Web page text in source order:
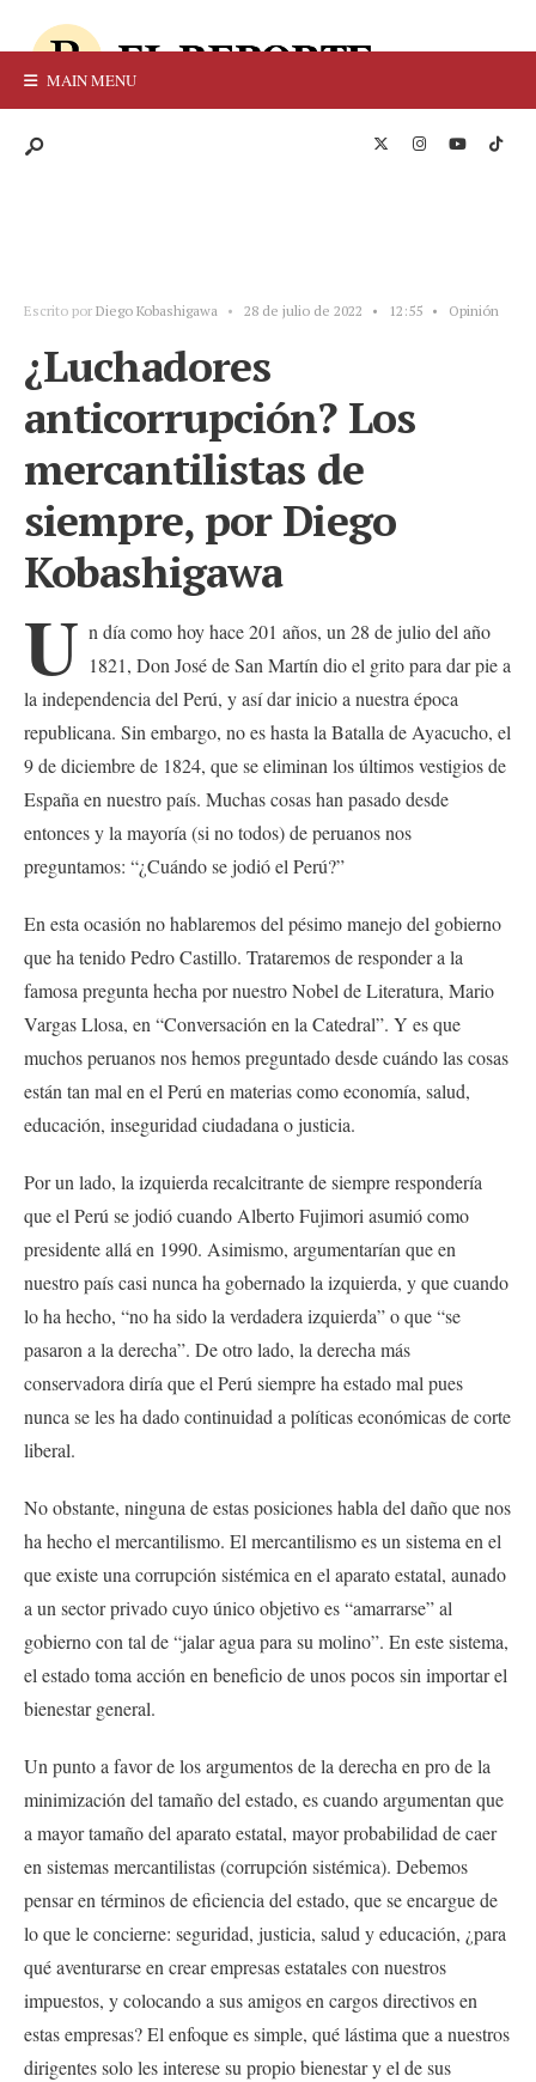
MAIN MENU
Escrito por Diego Kobashigawa • 28 de julio de 2022 • 12:55 • Opinión
¿Luchadores
anticorrupción? Los
mercantilistas de
siempre, por Diego
Kobashigawa
U n día como hoy hace 201 años, un 28 de julio del año
1821, Don José de San Martín dio el grito para dar pie a
la independencia del Perú, y así dar inicio a nuestra época
republicana. Sin embargo, no es hasta la Batalla de Ayacucho, el
9 de diciembre de 1824, que se eliminan los últimos vestigios de
España en nuestro país. Muchas cosas han pasado desde
entonces y la mayoría (si no todos) de peruanos nos
preguntamos: “¿Cuándo se jodió el Perú?”
En esta ocasión no hablaremos del pésimo manejo del gobierno
que ha tenido Pedro Castillo. Trataremos de responder a la
famosa pregunta hecha por nuestro Nobel de Literatura, Mario
Vargas Llosa, en “Conversación en la Catedral”. Y es que
muchos peruanos nos hemos preguntado desde cuándo las cosas
están tan mal en el Perú en materias como economía, salud,
educación, inseguridad ciudadana o justicia.
Por un lado, la izquierda recalcitrante de siempre respondería
que el Perú se jodió cuando Alberto Fujimori asumió como
presidente allá en 1990. Asimismo, argumentarían que en
nuestro país casi nunca ha gobernado la izquierda, y que cuando
lo ha hecho, “no ha sido la verdadera izquierda” o que “se
pasaron a la derecha”. De otro lado, la derecha más
conservadora diría que el Perú siempre ha estado mal pues
nunca se les ha dado continuidad a políticas económicas de corte
liberal.
No obstante, ninguna de estas posiciones habla del daño que nos
ha hecho el mercantilismo. El mercantilismo es un sistema en el
que existe una corrupción sistémica en el aparato estatal, aunado
a un sector privado cuyo único objetivo es “amarrarse” al
gobierno con tal de “jalar agua para su molino”. En este sistema,
el estado toma acción en beneficio de unos pocos sin importar el
bienestar general.
Un punto a favor de los argumentos de la derecha en pro de la
minimización del tamaño del estado, es cuando argumentan que
a mayor tamaño del aparato estatal, mayor probabilidad de caer
en sistemas mercantilistas (corrupción sistémica). Debemos
pensar en términos de eficiencia del estado, que se encargue de
lo que le concierne: seguridad, justicia, salud y educación, ¿para
qué aventurarse en crear empresas estatales con nuestros
impuestos, y colocando a sus amigos en cargos directivos en
estas empresas? El enfoque es simple, qué lástima que a nuestros
dirigentes solo les interese su propio bienestar y el de sus